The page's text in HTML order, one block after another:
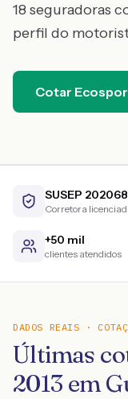
18 seguradoras
perfil do
Cotar
SUSEP
Corretora
+50 mil
clientes atendidos
DADOS REAIS ·
Últimas
2013 em